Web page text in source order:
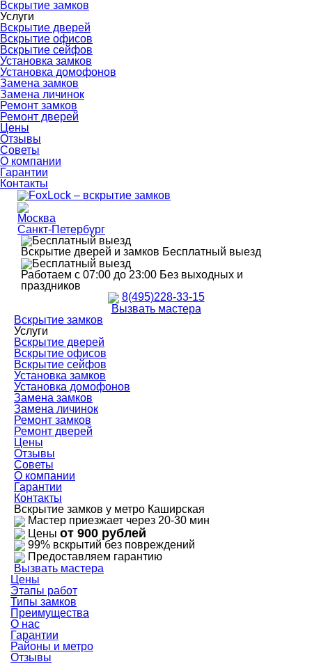
Вскрытие замков
Услуги
Вскрытие дверей
Вскрытие офисов
Вскрытие сейфов
Установка замков
Установка домофонов
Замена замков
Замена личинок
Ремонт замков
Ремонт дверей
Цены
Отзывы
Советы
О компании
Гарантии
Контакты
Москва
Санкт-Петербург
Вскрытие дверей и замков Бесплатный выезд
Работаем с 07:00 до 23:00 Без выходных и
праздников
8(495)228-33-15
Вызвать мастера
Вскрытие замков
Услуги
Вскрытие дверей
Вскрытие офисов
Вскрытие сейфов
Установка замков
Установка домофонов
Замена замков
Замена личинок
Ремонт замков
Ремонт дверей
Цены
Отзывы
Советы
О компании
Гарантии
Контакты
Вскрытие замков у метро Каширская
Мастер приезжает через 20-30 мин
Цены от 900 рублей
99% вскрытий без повреждений
Предоставляем гарантию
Вызвать мастера
Цены
Этапы работ
Типы замков
Преимущества
О нас
Гарантии
Районы и метро
Отзывы